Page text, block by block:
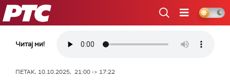
РТС
Читај ми!
ПЕТАК, 10.10.2025, 21:00 -> 17:22